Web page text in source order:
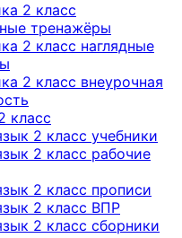
2 класс
тренажёры
2 класс наглядные
2 класс внеурочная
класс
2 класс учебники
2 класс рабочие
2 класс прописи
2 класс ВПР
2 класс сборники